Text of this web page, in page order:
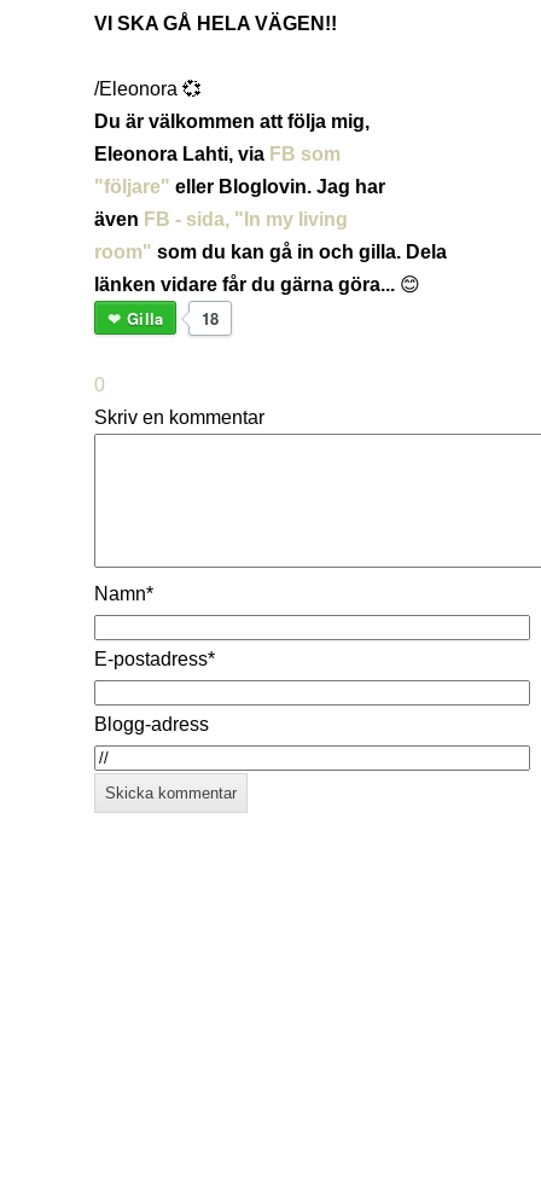
VI SKA GÅ HELA VÄGEN!!
/Eleonora 💞
Du är välkommen att följa mig,
Eleonora Lahti, via FB som
"följare" eller Bloglovin. Jag har
även FB - sida, "In my living
room" som du kan gå in och gilla. Dela
länken vidare får du gärna göra... 😊
18
Gilla
0
Skriv en kommentar
Namn*
E-postadress*
Blogg-adress